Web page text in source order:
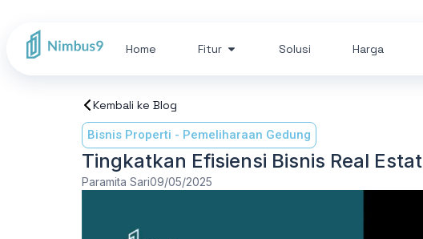
Home Fitur Solusi Harga
Kembali ke Blog
Bisnis Properti - Pemeliharaan Gedung
Tingkatkan Efisiensi Bisnis Real
Paramita Sari09/05/2025